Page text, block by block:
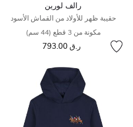
رالف لورين
حقيبة ظهر للأولاد من القماش الأسود
مكونة من 3 قطع (44 سم)
ر.ق 793.00